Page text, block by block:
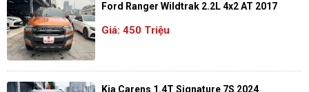
Ford Ranger Wildtrak 2.2L 4x2 AT 2017
Giá: 450 Triệu
Kia Carens 1.4T Signature 7S 2024